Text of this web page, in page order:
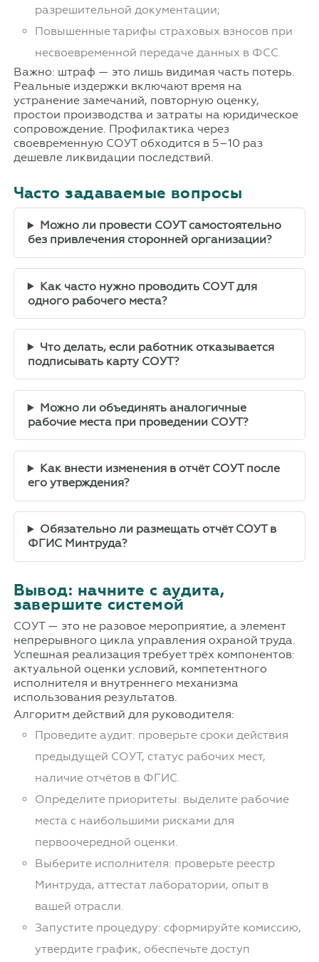
разрешительной документации;
Повышенные тарифы страховых взносов при
несвоевременной передаче данных в ФСС.
Важно: штраф — это лишь видимая часть потерь.
Реальные издержки включают время на
устранение замечаний, повторную оценку,
простои производства и затраты на юридическое
сопровождение. Профилактика через
своевременную СОУТ обходится в 5–10 раз
дешевле ликвидации последствий.
Часто задаваемые вопросы
Можно ли провести СОУТ самостоятельно
без привлечения сторонней организации?
Как часто нужно проводить СОУТ для
одного рабочего места?
Что делать, если работник отказывается
подписывать карту СОУТ?
Можно ли объединять аналогичные
рабочие места при проведении СОУТ?
Как внести изменения в отчёт СОУТ после
его утверждения?
Обязательно ли размещать отчёт СОУТ в
ФГИС Минтруда?
Вывод: начните с аудита,
завершите системой
СОУТ — это не разовое мероприятие, а элемент
непрерывного цикла управления охраной труда.
Успешная реализация требует трёх компонентов:
актуальной оценки условий, компетентного
исполнителя и внутреннего механизма
использования результатов.
Алгоритм действий для руководителя:
Проведите аудит: проверьте сроки действия
предыдущей СОУТ, статус рабочих мест,
наличие отчётов в ФГИС.
Определите приоритеты: выделите рабочие
места с наибольшими рисками для
первоочередной оценки.
Выберите исполнителя: проверьте реестр
Минтруда, аттестат лаборатории, опыт в
вашей отрасли.
Запустите процедуру: сформируйте комиссию,
утвердите график, обеспечьте доступ